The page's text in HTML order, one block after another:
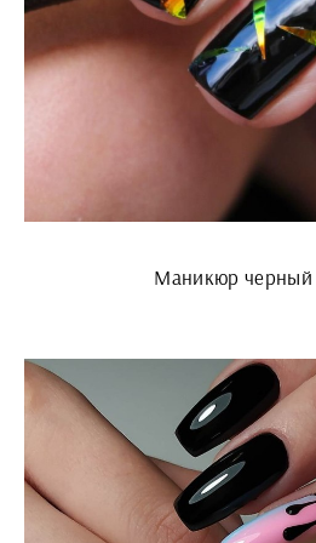
Маникюр черный